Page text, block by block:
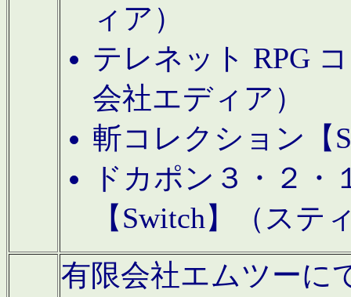
ィア）
テレネット RPG
会社エディア）
斬コレクション【
ドカポン３・２
【Switch】（ステ
有限会社エムツーに